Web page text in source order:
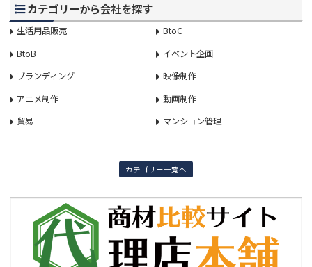
カテゴリーから会社を探す
生活用品販売
BtoC
BtoB
イベント企画
ブランディング
映像制作
アニメ制作
動画制作
貿易
マンション管理
カテゴリー一覧へ